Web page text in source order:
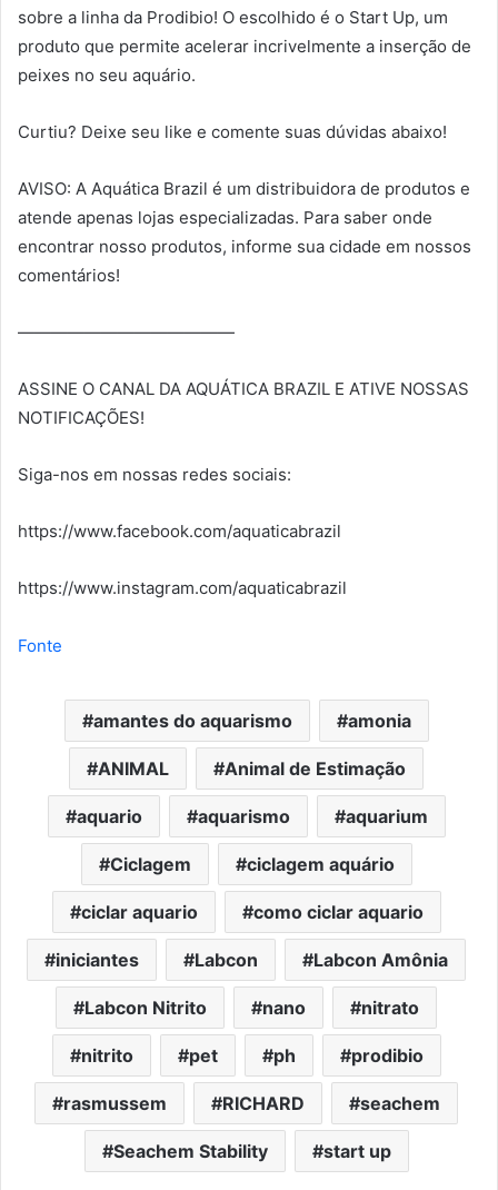
sobre a linha da Prodibio! O escolhido é o Start Up, um
produto que permite acelerar incrivelmente a inserção de
peixes no seu aquário.
Curtiu? Deixe seu like e comente suas dúvidas abaixo!
AVISO: A Aquática Brazil é um distribuidora de produtos e
atende apenas lojas especializadas. Para saber onde
encontrar nosso produtos, informe sua cidade em nossos
comentários!
—————————————
ASSINE O CANAL DA AQUÁTICA BRAZIL E ATIVE NOSSAS
NOTIFICAÇÕES!
Siga-nos em nossas redes sociais:
https://www.facebook.com/aquaticabrazil
https://www.instagram.com/aquaticabrazil
Fonte
amantes do aquarismo amonia
ANIMAL Animal de Estimação
aquario aquarismo aquarium
Ciclagem ciclagem aquário
ciclar aquario como ciclar aquario
iniciantes Labcon Labcon Amônia
Labcon Nitrito nano nitrato
nitrito pet ph prodibio
rasmussem RICHARD seachem
Seachem Stability start up